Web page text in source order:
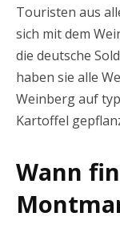
Touristen aus
sich mit dem
die deutsche
haben sie alle
Weinberg auf
Kartoffel
Wann